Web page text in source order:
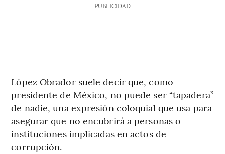
PUBLICIDAD
López Obrador suele decir que, como
presidente de México, no puede ser “tapadera”
de nadie, una expresión coloquial que usa para
asegurar que no encubrirá a personas o
instituciones implicadas en actos de
corrupción.